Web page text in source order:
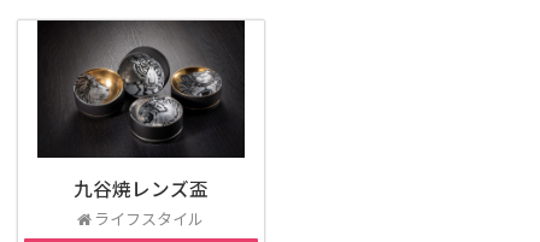
九谷焼レンズ盃
ライフスタイル